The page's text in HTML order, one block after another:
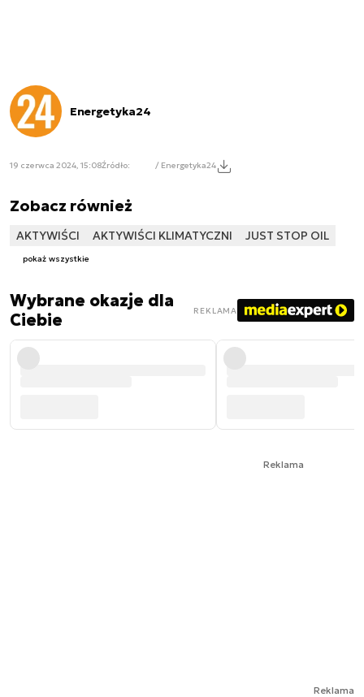
Energetyka24
19 czerwca 2024, 15:08Źródło: / Energetyka24
Zobacz również
AKTYWIŚCI AKTYWIŚCI KLIMATYCZNI JUST STOP OIL
pokaż wszystkie
Wybrane okazje dla
Ciebie
REKLAMA
Reklama
Reklama